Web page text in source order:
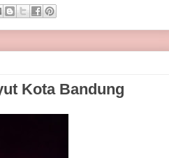
Kota Bandung